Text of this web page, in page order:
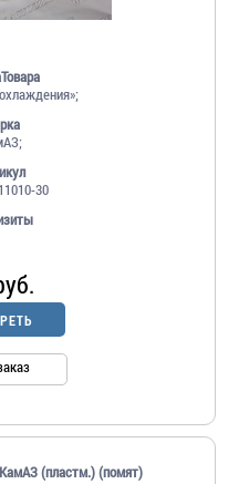
30
(пластм.) (помят)